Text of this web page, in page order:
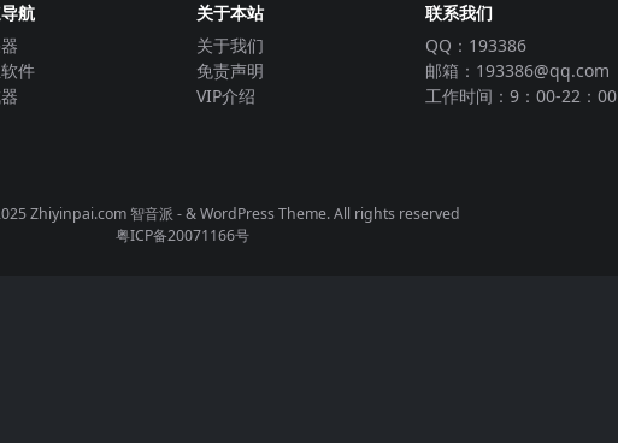
航
件
关于本站
关于我们
免责声明
VIP介绍
联系我们
QQ：193386
邮箱：193386@qq.com
工作时间：9：00-22：00
Zhiyinpai.com智音派 - & WordPress Theme. All rights reserved
粤ICP备20071166号